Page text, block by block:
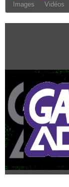
Images Vidéos